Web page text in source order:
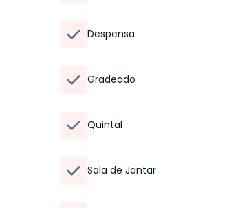
Despensa
Gradeado
Quintal
Sala de Jantar